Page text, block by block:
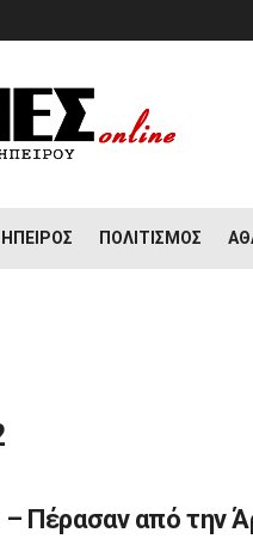
ΉΠΕΙΡΟΣ ΠΟΛΙΤΙΣΜΌΣ
Πέρασαν από την